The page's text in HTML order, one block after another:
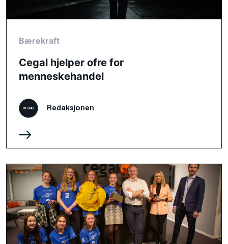
Bærekraft
Cegal hjelper ofre for
menneskehandel
Redaksjonen